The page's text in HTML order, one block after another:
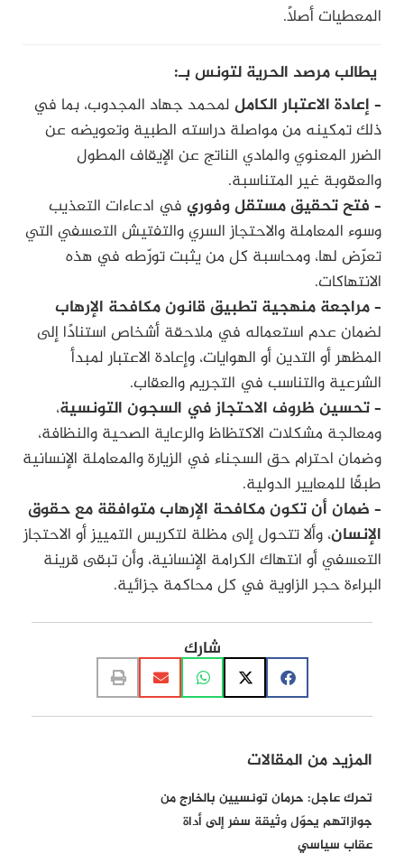
المعطيات أصلاً.
يطالب مرصد الحرية لتونس بـ:
– إعادة الاعتبار الكامل لمحمد جهاد المجدوب، بما في
ذلك تمكينه من مواصلة دراسته الطبية وتعويضه عن
الضرر المعنوي والمادي الناتج عن الإيقاف المطول
والعقوبة غير المتناسبة.
– فتح تحقيق مستقل وفوري في ادعاءات التعذيب
وسوء المعاملة والاحتجاز السري والتفتيش التعسفي التي
تعرّض لها، ومحاسبة كل من يثبت تورّطه في هذه
الانتهاكات.
–مراجعة منهجية تطبيق قانون مكافحة الإرهاب
لضمان عدم استعماله في ملاحقة أشخاص استنادًا إلى
المظهر أو التدين أو الهوايات، وإعادة الاعتبار لمبدأ
الشرعية والتناسب في التجريم والعقاب.
–تحسين ظروف الاحتجاز في السجون التونسية،
ومعالجة مشكلات الاكتظاظ والرعاية الصحية والنظافة،
وضمان احترام حق السجناء في الزيارة والمعاملة الإنسانية
طبقًا للمعايير الدولية.
– ضمان أن تكون مكافحة الإرهاب متوافقة مع حقوق
الإنسان، وألا تتحول إلى مظلة لتكريس التمييز أو الاحتجاز
التعسفي أو انتهاك الكرامة الإنسانية، وأن تبقى قرينة
البراءة حجر الزاوية في كل محاكمة جزائية.
شارك
المزيد من المقالات
تحرك عاجل: حرمان تونسيين بالخارج من
جوازاتهم يحوّل وثيقة سفر إلى أداة
عقاب سياسي